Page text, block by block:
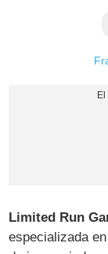
Limited Run
especializada